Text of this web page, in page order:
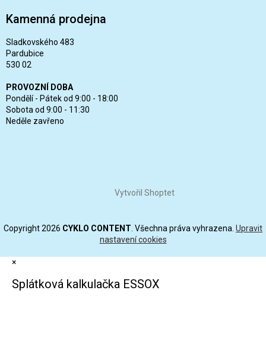
Kamenná prodejna
Sladkovského 483
Pardubice
530 02
PROVOZNÍ DOBA
Pondělí - Pátek od 9:00 - 18:00
Sobota od 9:00 - 11:30
Neděle zavřeno
Vytvořil Shoptet
Copyright 2026 CYKLO CONTENT . Všechna práva vyhrazena. Upravit
nastavení cookies
×
Splátková kalkulačka ESSOX